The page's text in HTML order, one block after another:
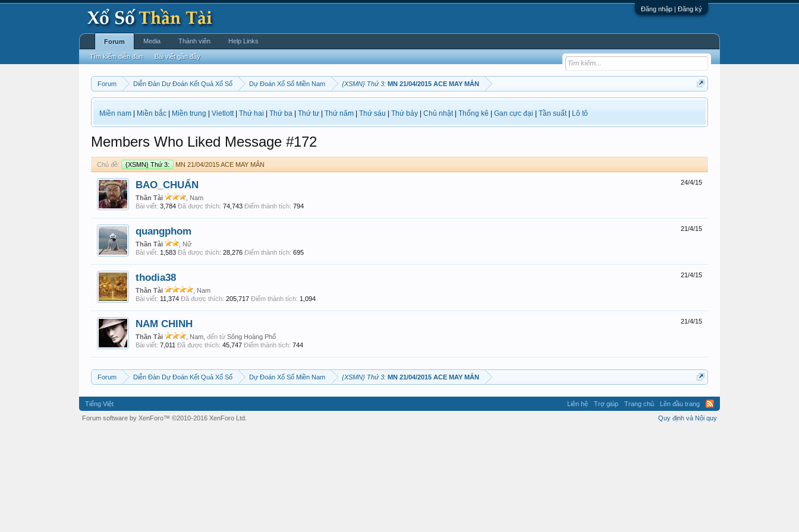
Đăng nhập | Đăng ký
Forum Diễn Đàn Dự Đoán Kết Quả Xổ Số Dự Đoán Xổ Số Miền Nam {XSMN} Thứ 3: MN 21/04/2015 ACE MAY MẮN
Miền nam Miền bắc Miền trung Vietlott| Thứ hai Thứ ba Thứ tư Thứ năm Thứ sáu Thứ bảy Chủ nhật| Thống kê Gan cực đại Tần suất| Lô tô
Members Who Liked Message #172
Chủ đề: {XSMN} Thứ 3: MN 21/04/2015 ACE MAY MẮN
24/4/15
BAO_CHUẨN
Thần Tài
, Nam
Bài viết: 3,784 Đã được thích: 74,743 Điểm thành tích: 794
21/4/15
quangphom
Thần Tài
, Nữ
Bài viết: 1,583 Đã được thích: 28,276 Điểm thành tích: 695
21/4/15
thodia38
Thần Tài
, Nam
Bài viết: 11,374 Đã được thích: 205,717 Điểm thành tích: 1,094
21/4/15
NAM CHINH
Thần Tài , Nam, đến từ Sông Hoàng Phố
Bài viết: 7,011 Đã được thích: 45,747 Điểm thành tích: 744
Forum Diễn Đàn Dự Đoán Kết Quả Xổ Số Dự Đoán Xổ Số Miền Nam {XSMN} Thứ 3: MN 21/04/2015 ACE MAY MẮN
Forum
Tìm kiếm diễn đàn Bài viết gần đây
Media Thành viên Help Links
Tiếng Việt Liên hệ Trợ giúp Trang chủ
Lên đầu trang
Quy định và Nội quy
Forum software by XenForo™ ©2010-2016 XenForo Ltd.